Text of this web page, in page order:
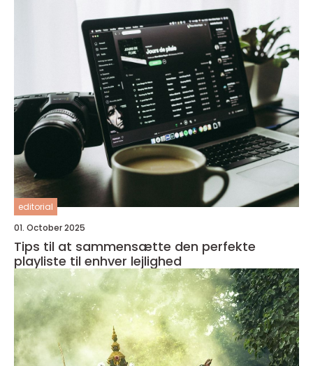
editorial
01. October 2025
Tips til at sammensætte den perfekte
playliste til enhver lejlighed